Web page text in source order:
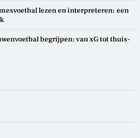
lezen en interpreteren: een
begrijpen: van xG tot thuis-